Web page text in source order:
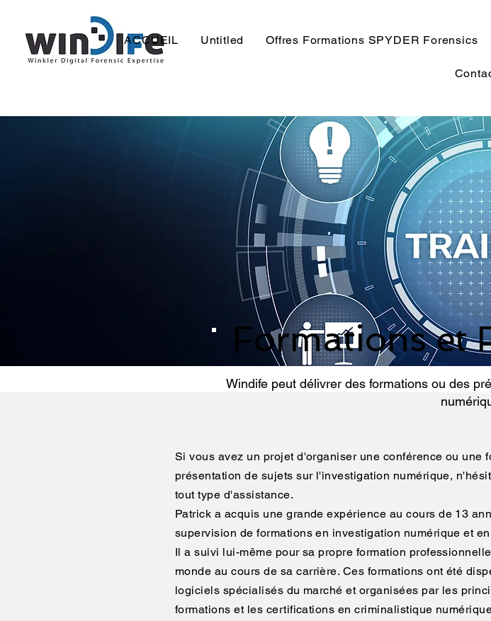
ACCUEIL Untitled Offres Formations SPYDER Forensics
Formations et
Windife peut délivrer des formations ou des
Si vous avez un projet d'organiser une conférence ou
présentation de sujets sur l'investigation numérique,
tout type d'assistance.
Patrick a acquis une grande expérience au cours de 13
supervision de formations en investigation numérique et
Il a suivi lui-même pour sa propre formation
monde au cours de sa carrière. Ces formations ont été
logiciels spécialisés du marché et organisées par les
formations et les certifications en criminalistique